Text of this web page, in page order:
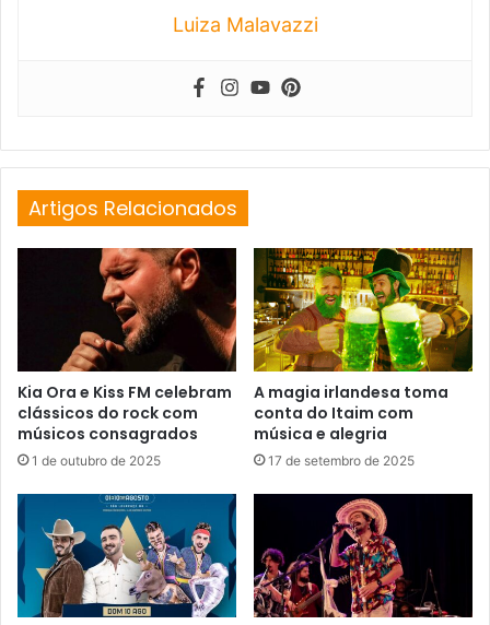
Luiza Malavazzi
Artigos Relacionados
Kia Ora e Kiss FM celebram
clássicos do rock com
músicos consagrados
1 de outubro de 2025
A magia irlandesa toma
conta do Itaim com
música e alegria
17 de setembro de 2025